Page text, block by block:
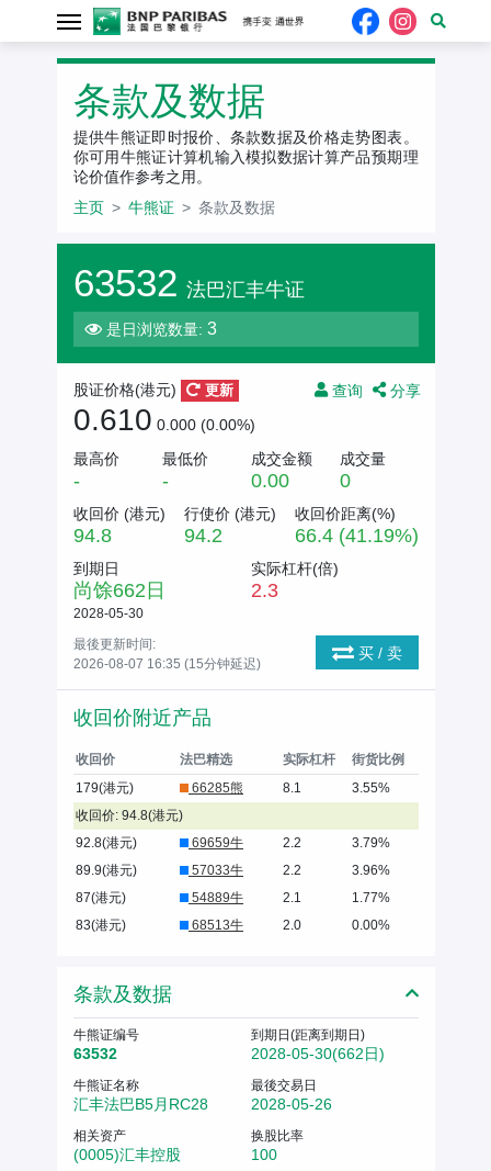
条款及数据
提供牛熊证即时报价、条款数据及价格走势图表。
你可用牛熊证计算机输入模拟数据计算产品预期理
论价值作参考之用。
主页
牛熊证 条款及数据
63532 法巴汇丰牛证
是日浏览数量: 3
查询 分享
股证价格(港元) 更新
0.610 0.000 (0.00%)
最高价
-
最低价
-
成交金额
0.00
成交量
0
收回价 (港元)
94.8
行使价 (港元)
94.2
收回价距离(%)
66.4 (41.19%)
到期日
尚馀662 日
2028-05-30
实际杠杆(倍)
2.3
最後更新时间:
2026-08-07 16:35 (15分钟延迟)
买 / 卖
收回价附近产品
收回价 法巴精选 实际杠杆
街货比例
179(港元)
66285熊 8.1
3.55%
收回价: 94.8(港元)
92.8(港元)
69659牛 2.2
3.79%
89.9(港元)
57033牛 2.2
3.96%
87(港元)
54889牛 2.1
1.77%
83(港元)
68513牛 2.0 0.00%
条款及数据
牛熊证编号
63532
到期日(距离到期日)
2028-05-30(662日)
牛熊证名称
汇丰法巴B5月RC28
最後交易日
2028-05-26
相关资产
(0005)汇丰控股
换股比率
100